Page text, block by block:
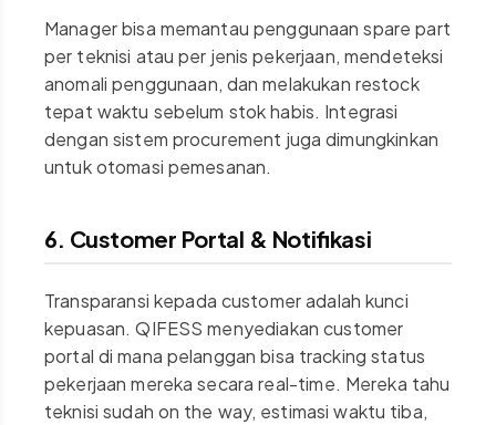
Manager bisa memantau penggunaan spare part
per teknisi atau per jenis pekerjaan, mendeteksi
anomali penggunaan, dan melakukan restock
tepat waktu sebelum stok habis. Integrasi
dengan sistem procurement juga dimungkinkan
untuk otomasi pemesanan.
6. Customer Portal & Notifikasi
Transparansi kepada customer adalah kunci
kepuasan. QIFESS menyediakan customer
portal di mana pelanggan bisa tracking status
pekerjaan mereka secara real-time. Mereka tahu
teknisi sudah on the way, estimasi waktu tiba,